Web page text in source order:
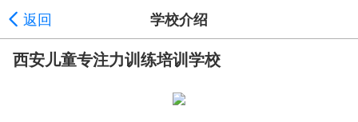
返回 学校介绍
西安儿童专注力训练培训学校